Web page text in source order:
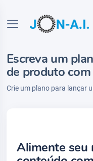
Escreva um
de produto
Crie um plano para lançar
Alimente seu